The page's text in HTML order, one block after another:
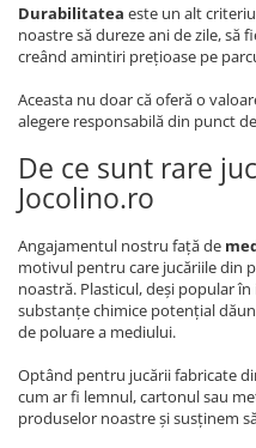
Durabilitatea este un alt
noastre să dureze ani de zile, să
creând amintiri prețioase pe
Aceasta nu doar că oferă o
alegere responsabilă din punct
De ce sunt rare
Jocolino.ro
Angajamentul nostru față de
motivul pentru care jucăriile din
noastră. Plasticul, deși popular
substanțe chimice potențial
de poluare a mediului.
Optând pentru jucării fabricate
cum ar fi lemnul, cartonul sau
produselor noastre și susținem